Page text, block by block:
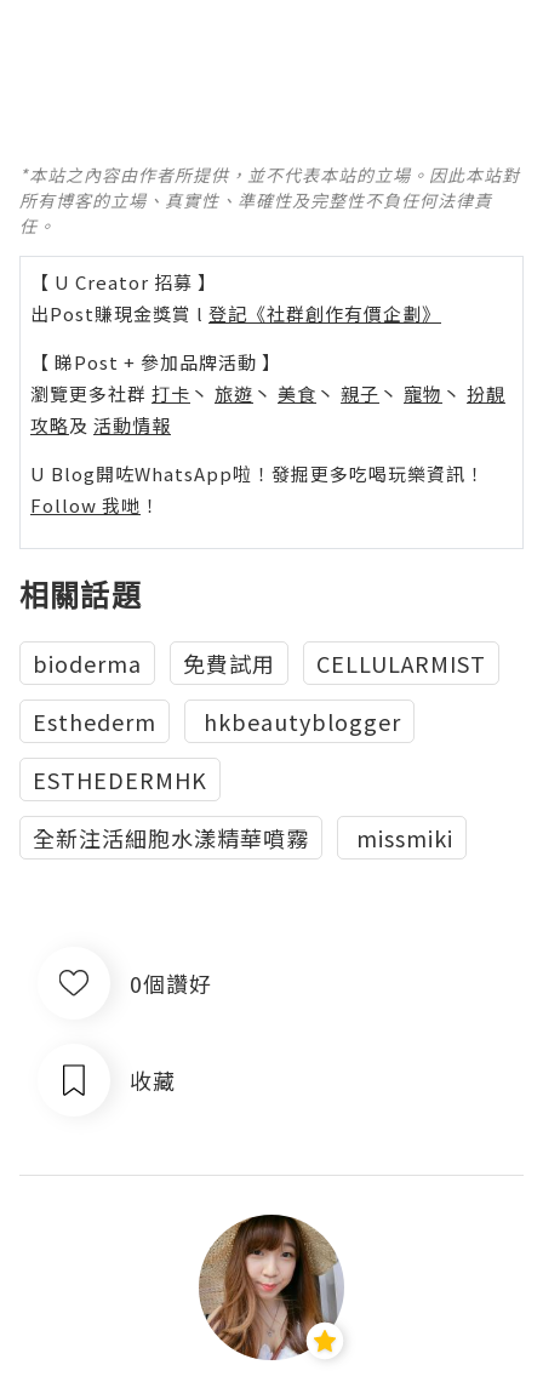
*本站之內容由作者所提供，並不代表本站的立場。因此本站對
所有博客的立場、真實性、準確性及完整性不負任何法律責
任。
【 U Creator 招募 】
出Post賺現金獎賞 l 登記《社群創作有價企劃》
【 睇Post + 參加品牌活動 】
瀏覽更多社群 打卡 丶 旅遊 丶 美食 丶 親子 丶 寵物 丶 扮靚
攻略及 活動情報
U Blog開咗WhatsApp啦！發掘更多吃喝玩樂資訊！
Follow 我哋 ！
相關話題
bioderma 免費試用
CELLULARMIST
Esthederm
‬ ‪‎hkbeautyblogger
ESTHEDERMHK
全新注活細胞水漾精華噴霧
‬ missmiki‬
0個讚好
收藏